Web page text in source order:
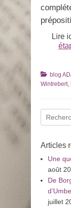
Lire
Catégories
blog
Wintrebert,
pour
Articles
Une
août
De
juillet